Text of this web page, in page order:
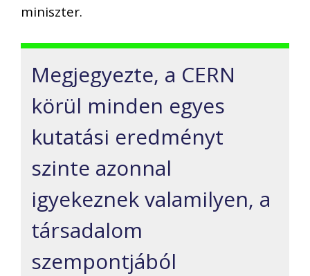
miniszter.
Megjegyezte, a CERN
körül minden egyes
kutatási eredményt
szinte azonnal
igyekeznek valamilyen, a
társadalom
szempontjából